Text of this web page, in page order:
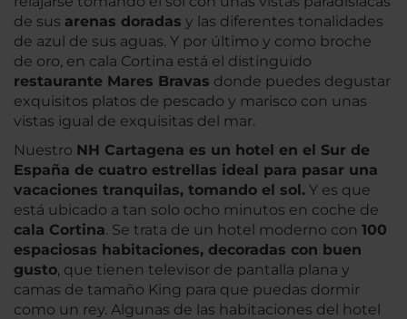
de sus arenas doradas y las diferentes tonalidades
de azul de sus aguas. Y por último y como broche
de oro, en cala Cortina está el distinguido
restaurante Mares Bravas donde puedes degustar
exquisitos platos de pescado y marisco con unas
vistas igual de exquisitas del mar.
Nuestro NH Cartagena es un hotel en el Sur de
España de cuatro estrellas ideal para pasar una
vacaciones tranquilas, tomando el sol. Y es que
está ubicado a tan solo ocho minutos en coche de
cala Cortina. Se trata de un hotel moderno con 100
espaciosas habitaciones, decoradas con buen
gusto, que tienen televisor de pantalla plana y
camas de tamaño King para que puedas dormir
como un rey. Algunas de las habitaciones del hotel